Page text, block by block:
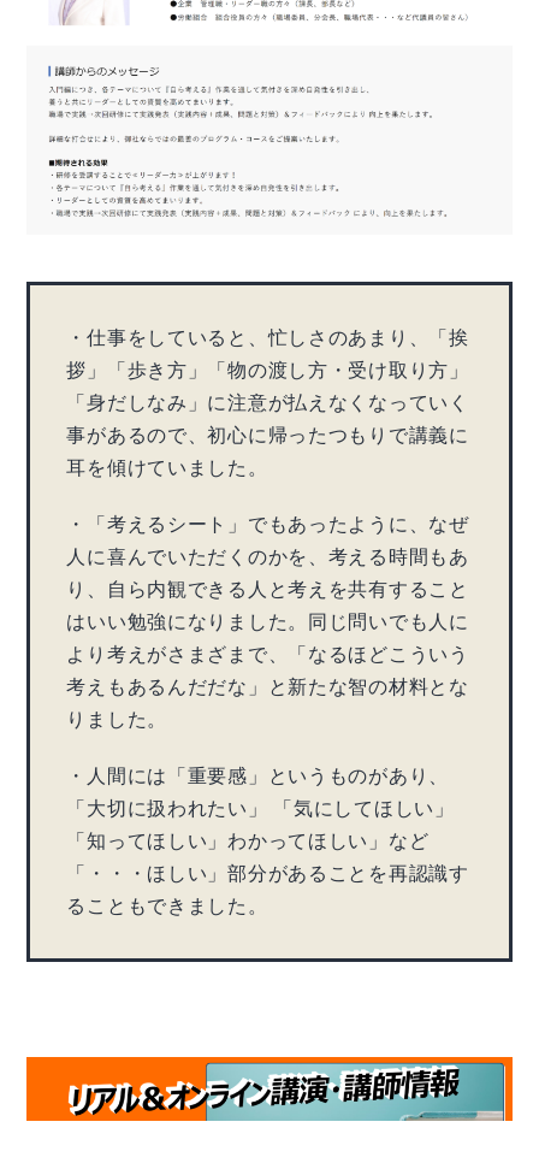
・仕事をしていると、忙しさのあまり、「挨
拶」「歩き方」「物の渡し方・受け取り方」
「身だしなみ」に注意が払えなくなっていく
事があるので、初心に帰ったつもりで講義に
耳を傾けていました。
・「考えるシート」でもあったように、なぜ
人に喜んでいただくのかを、考える時間もあ
り、自ら内観できる人と考えを共有すること
はいい勉強になりました。同じ問いでも人に
より考えがさまざまで、「なるほどこういう
考えもあるんだだな」と新たな智の材料とな
りました。
・人間には「重要感」というものがあり、
「大切に扱われたい」 「気にしてほしい」
「知ってほしい」わかってほしい」など
「・・・ほしい」部分があることを再認識す
ることもできました。